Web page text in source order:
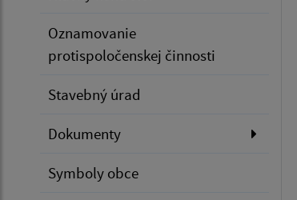
Oznamovanie
protispoločenskej činnosti
Stavebný úrad
Dokumenty
Symboly obce